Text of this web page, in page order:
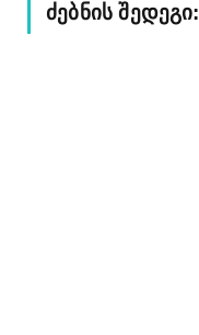
ᲫᲔᲑᲜᲘᲡ ᲨᲔᲓᲔᲒᲘ: